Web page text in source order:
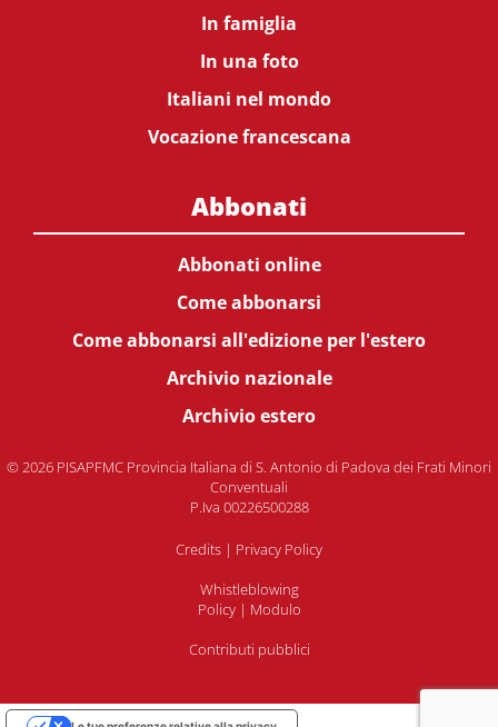
In famiglia
In una foto
Italiani nel mondo
Vocazione francescana
Abbonati
Abbonati online
Come abbonarsi
Come abbonarsi all'edizione per l'estero
Archivio nazionale
Archivio estero
© 2026 PISAPFMC Provincia Italiana di S. Antonio di Padova dei Frati Minori
Conventuali
P.Iva 00226500288
Credits | Privacy Policy
Whistleblowing
Policy| Modulo
Contributi pubblici